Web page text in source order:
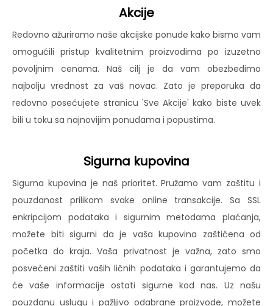
Akcije
Redovno ažuriramo naše akcijske ponude kako bismo vam
omogućili pristup kvalitetnim proizvodima po izuzetno
povoljnim cenama. Naš cilj je da vam obezbedimo
najbolju vrednost za vaš novac. Zato je preporuka da
redovno posećujete stranicu 'Sve Akcije' kako biste uvek
bili u toku sa najnovijim ponudama i popustima.
Sigurna kupovina
Sigurna kupovina je naš prioritet. Pružamo vam zaštitu i
pouzdanost prilikom svake online transakcije. Sa SSL
enkripcijom podataka i sigurnim metodama plaćanja,
možete biti sigurni da je vaša kupovina zaštićena od
početka do kraja. Vaša privatnost je važna, zato smo
posvećeni zaštiti vaših ličnih podataka i garantujemo da
će vaše informacije ostati sigurne kod nas. Uz našu
pouzdanu uslugu i pažljivo odabrane proizvode, možete